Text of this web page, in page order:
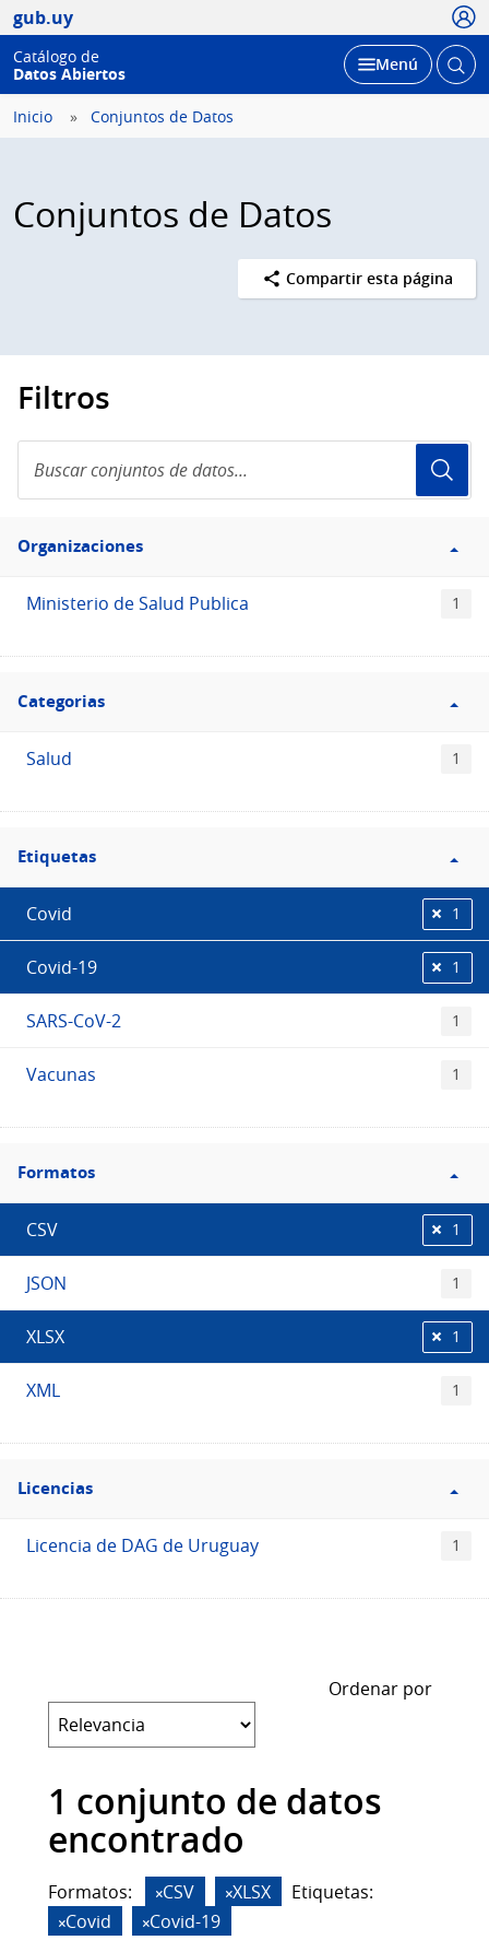
gub.uy
Catálogo de
Datos Abiertos
Desplegar
Menú Abrir
Inicio Conjuntos de Datos
Conjuntos de Datos
Compartir esta página
Filtros
conjuntos
de
Filtro
Organizaciones
Organizaciones
Ministerio de Salud Publica 1
Filtro
Categorias
Categorias
Salud 1
Filtro
Etiquetas
Etiquetas
Covid 1
Covid-19 1
SARS-CoV-2 1
Vacunas 1
Filtro
Formatos
Formatos
CSV 1
JSON 1
XLSX 1
XML 1
Filtro
Licencias
Licencias
Licencia de DAG de Uruguay 1
Ordenar por
1 conjunto de datos
encontrado
Formatos: CSV XLSX
Etiquetas:
Covid
Covid-19